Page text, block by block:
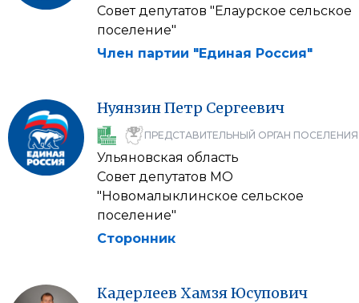
Совет депутатов "Елаурское сельское
поселение"
Член партии "Единая Россия"
НуянзинПетр Сергеевич
ПРЕДСТАВИТЕЛЬНЫЙ ОРГАН ПОСЕЛЕНИЯ
Ульяновская область
Совет депутатов МО
"Новомалыклинское сельское
поселение"
Сторонник
Кадерлеев ХамзяЮсупович